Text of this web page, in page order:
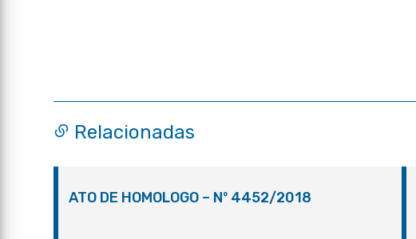
Relacionadas
ATO DE HOMOLOGO – Nº 4452/2018